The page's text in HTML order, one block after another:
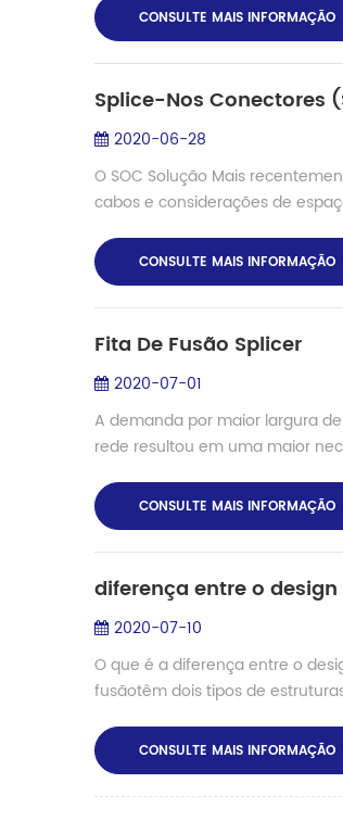
CONSULTE MAIS INFORMAÇÃO
Splice-Nos Conectores
2020-06-28
O SOC Solução Mais
cabos e considerações de
CONSULTE MAIS INFORMAÇÃO
Fita De Fusão Splicer
2020-07-01
A demanda por maior largura
rede resultou em uma maior
CONSULTE MAIS INFORMAÇÃO
diferença entre o
2020-07-10
O que é a diferença entre o
fusãotêm dois tipos de
CONSULTE MAIS INFORMAÇÃO